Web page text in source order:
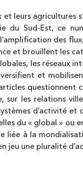
leurs agricultures
du Sud-Est, ce
l’amplification des
et brouillent les
les réseaux
et
sur les relations
d’activité
du « global » ou
liée à la
jeu une pluralité